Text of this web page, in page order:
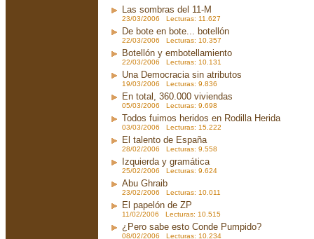
Las sombras del 11-M
23/03/2006 Lecturas: 11.627
De bote en bote... botellón
22/03/2006 Lecturas: 10.357
Botellón y embotellamiento
22/03/2006 Lecturas: 10.131
Una Democracia sin atributos
19/03/2006 Lecturas: 9.836
En total, 360.000 viviendas
05/03/2006 Lecturas: 9.698
Todos fuimos heridos en Rodilla Herida
03/03/2006 Lecturas: 15.222
El talento de España
28/02/2006 Lecturas: 9.558
Izquierda y gramática
25/02/2006 Lecturas: 9.624
Abu Ghraib
23/02/2006 Lecturas: 10.011
El papelón de ZP
11/02/2006 Lecturas: 10.515
¿Pero sabe esto Conde Pumpido?
08/02/2006 Lecturas: 10.234